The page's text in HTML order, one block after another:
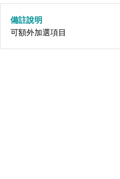
備註說明
可額外加選項目